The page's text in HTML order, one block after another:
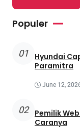
Populer
01
Hyundai
Paramitra
June 12,
02
Pemilik
Caranya